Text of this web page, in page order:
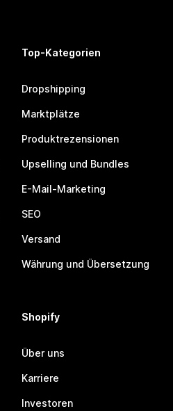
Top-Kategorien
Dropshipping
Marktplätze
Produktrezensionen
Upselling und Bundles
E-Mail-Marketing
SEO
Versand
Währung und Übersetzung
Shopify
Über uns
Karriere
Investoren